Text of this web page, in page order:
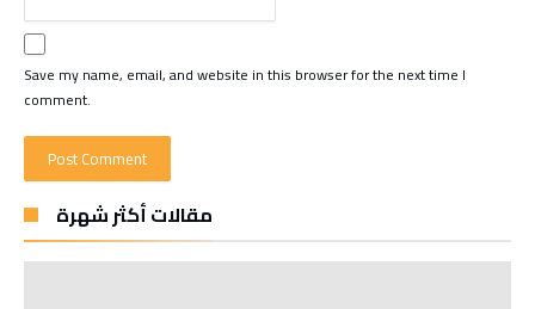
Save my name, email, and website in this browser for the next time I
comment.
مقالات أكثر شهرة